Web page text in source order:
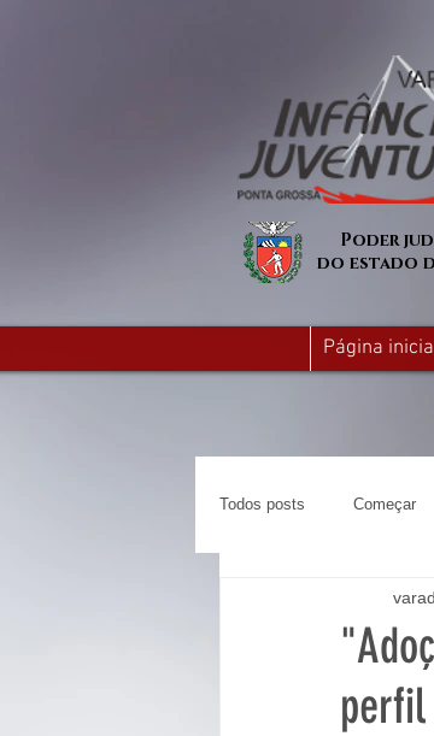
Poder
do estado
Página
Todos posts Começar
perfil